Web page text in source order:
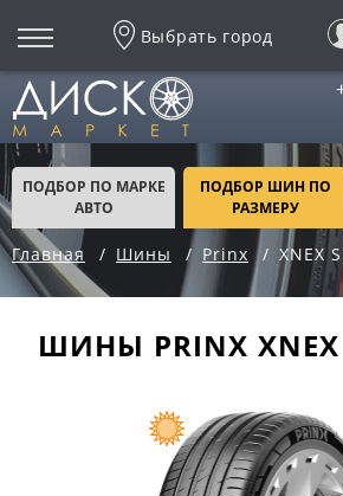
Выбрать город
ПОДБОР ПО МАРКЕ
АВТО
ПОДБОР ШИН ПО
РАЗМЕРУ
Главная Шины Prinx XNEX
ШИНЫ PRINX XNEX